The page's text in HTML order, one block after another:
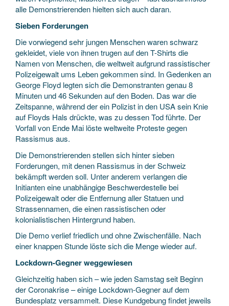
alle Demonstrierenden hielten sich auch daran.
Sieben Forderungen
Die vorwiegend sehr jungen Menschen waren schwarz
gekleidet, viele von ihnen trugen auf den T-Shirts die
Namen von Menschen, die weltweit aufgrund rassistischer
Polizeigewalt ums Leben gekommen sind. In Gedenken an
George Floyd legten sich die Demonstranten genau 8
Minuten und 46 Sekunden auf den Boden. Das war die
Zeitspanne, während der ein Polizist in den USA sein Knie
auf Floyds Hals drückte, was zu dessen Tod führte. Der
Vorfall von Ende Mai löste weltweite Proteste gegen
Rassismus aus.
Die Demonstrierenden stellen sich hinter sieben
Forderungen, mit denen Rassismus in der Schweiz
bekämpft werden soll. Unter anderem verlangen die
Initianten eine unabhängige Beschwerdestelle bei
Polizeigewalt oder die Entfernung aller Statuen und
Strassennamen, die einen rassistischen oder
kolonialistischen Hintergrund haben.
Die Demo verlief friedlich und ohne Zwischenfälle. Nach
einer knappen Stunde löste sich die Menge wieder auf.
Lockdown-Gegner weggewiesen
Gleichzeitig haben sich – wie jeden Samstag seit Beginn
der Coronakrise – einige Lockdown-Gegner auf dem
Bundesplatz versammelt. Diese Kundgebung findet jeweils